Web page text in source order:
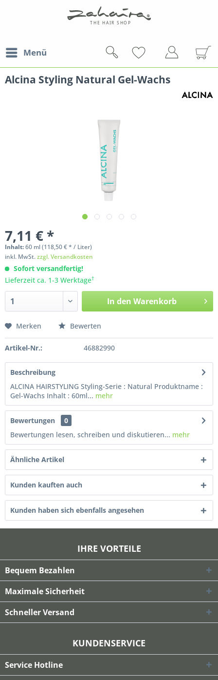
Menü
Alcina Styling Natural Gel-Wachs
7,11 € *
Inhalt:60 ml(118,50 € * / Liter)
inkl. MwSt.zzgl. Versandkosten
Sofort versandfertig!
Lieferzeit ca. 1-3 Werktage†
In den Warenkorb
Merken Bewerten
Artikel-Nr.: 46882990
Beschreibung
ALCINA HAIRSTYLING Styling-Serie : Natural Produktname :
Gel-Wachs Inhalt : 60ml... mehr
Bewertungen
0
Bewertungen lesen, schreiben und diskutieren... mehr
Ähnliche Artikel
Kunden kauften auch
Kunden haben sich ebenfalls angesehen
IHRE VORTEILE
Bequem Bezahlen
Maximale Sicherheit
Schneller Versand
KUNDENSERVICE
Service Hotline